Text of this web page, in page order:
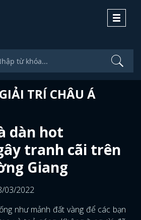
Toggle
TRÍ CHÂU Á
dàn hot
tranh cãi trên
Giang
03/2022
như mảnh đất vàng để các bạn